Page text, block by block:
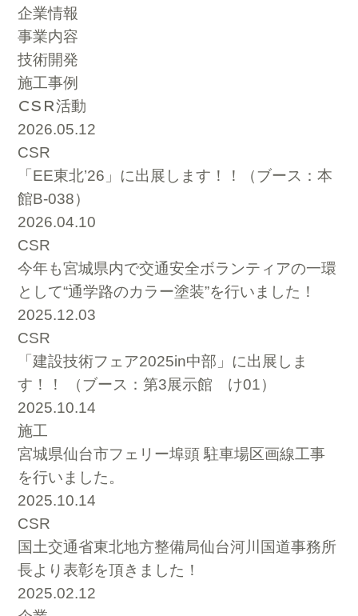
企業情報
事業内容
技術開発
施工事例
CSR活動
2026.05.12
CSR
「EE東北’26」に出展します！！（ブース：本
館B-038）
2026.04.10
CSR
今年も宮城県内で交通安全ボランティアの一環
として“通学路のカラー塗装”を行いました！
2025.12.03
CSR
「建設技術フェア2025in中部」に出展しま
す！！ （ブース：第3展示館 け01）
2025.10.14
施工
宮城県仙台市フェリー埠頭 駐車場区画線工事
を行いました。
2025.10.14
CSR
国土交通省東北地方整備局仙台河川国道事務所
長より表彰を頂きました！
2025.02.12